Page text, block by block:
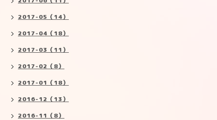
2017-05（14）
2017-04（18）
2017-03（11）
2017-02（8）
2017-01（18）
2016-12（13）
2016-11（8）